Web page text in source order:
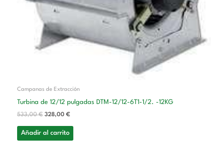
Campanas de Extracción
Turbina de 12/12 pulgadas DTM-12/12-6T1-1/2. -12KG
533,00€ 328,00 €
Añadir al carrito